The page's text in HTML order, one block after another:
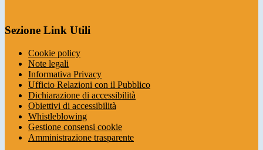
Sezione Link Utili
Cookie policy
Note legali
Informativa Privacy
Ufficio Relazioni con il Pubblico
Dichiarazione di accessibilità
Obiettivi di accessibilità
Whistleblowing
Gestione consensi cookie
Amministrazione trasparente